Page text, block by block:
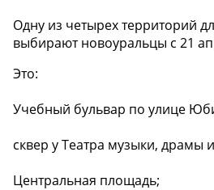
Одну из четырех территорий
выбирают новоуральцы с 21
Это:
Учебный бульвар по улице
сквер у Театра музыки, драмы
Центральная площадь;